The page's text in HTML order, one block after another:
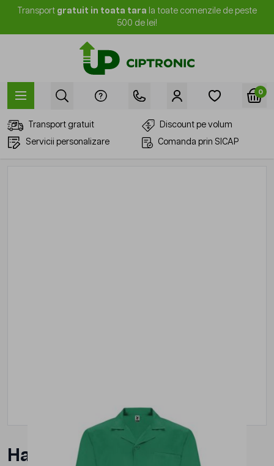
Mergi la Conținut
Transport gratuit in toata tara la toate comenzile de peste
500 de lei!
0
Transport gratuit
Discount pe volum
Servicii personalizare
Comanda prin SICAP
Halat Roly Vaccine Barbat